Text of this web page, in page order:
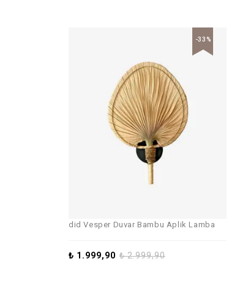
-33%
did Vesper Duvar Bambu Aplik Lamba
₺2.999,90
₺ 1.999,90